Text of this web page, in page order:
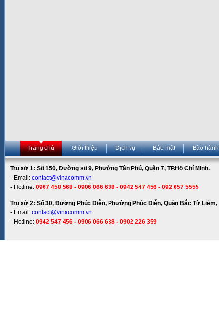
Trang chủ Giới thiệu Dịch vụ Bảo mật Bảo hành
Trụ sở 1: Số 150, Đường số 9, Phường Tân Phú, Quận 7, TP.Hồ Chí Minh.
- Email: contact@vinacomm.vn
- Hotline: 0967 458 568 - 0906 066 638 - 0942 547 456 - 092 657 5555
Trụ sở 2: Số 30, Đường Phúc Diễn, Phường Phúc Diễn, Quận Bắc Từ Liêm,
- Email: contact@vinacomm.vn
- Hotline: 0942 547 456 - 0906 066 638 - 0902 226 359